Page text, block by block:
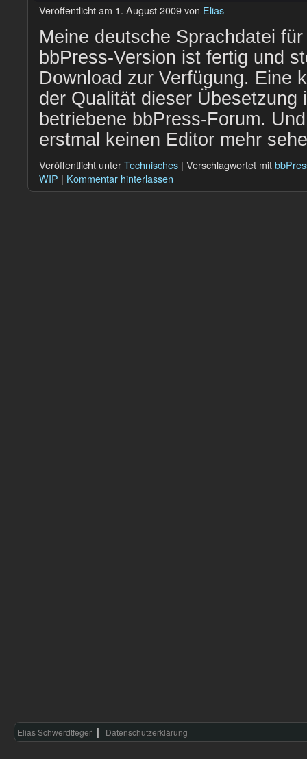
Veröffentlicht am 1. August 2009von Elias
Meine deutsche Sprachdatei
bbPress-Version ist fertig und
Download zur Verfügung. Eine
der Qualität dieser Übesetzung
betriebene bbPress-Forum.
erstmal keinen Editor mehr
Veröffentlicht unterTechnisches | Verschlagwortet mit
WIP | Kommentar hinterlassen
Elias Schwerdtfeger Datenschutzerklärung